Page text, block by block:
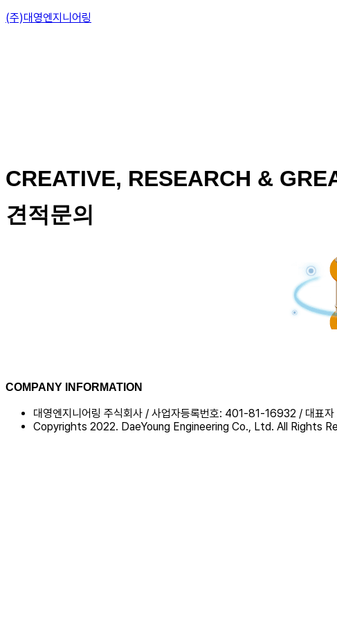
(주)대영엔지니어링
CREATIVE, RESEARCH &
견적문의
COMPANY INFORMATION
대영엔지니어링 주식회사 / 사업자등록번호: 401-81-16932 / 대표
Copyrights 2022. DaeYoung Engineering Co., Ltd. All Rights